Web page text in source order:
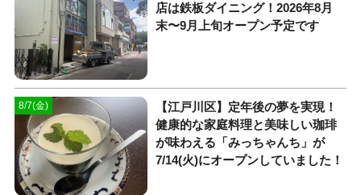
店は鉄板ダイニング！2026年8月
末〜9月上旬オープン予定です
8/7(金)
【江戸川区】定年後の夢を実現！
健康的な家庭料理と美味しい珈琲
が味わえる「みっちゃんち」が
7/14(火)にオープンしていました！